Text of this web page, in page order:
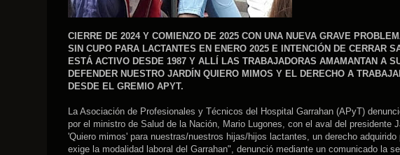
CIERRE DE 2024 Y COMIENZO DE 2025 CON UNA NUEVA GRAVE
SIN CUPO PARA LACTANTES EN ENERO 2025 E INTENCIÓN DE CERRAR
ESTÁ ACTIVO DESDE 1987 Y ALLÍ LAS TRABAJADORAS AMAMANTAN A
DEFENDER NUESTRO JARDÍN QUIERO MIMOS Y EL DERECHO A
DESDE EL GREMIO APYT.
La Asociación de Profesionales y Técnicos del Hospital Garrahan (APyT)
por el ministro de Salud de la Nación, Mario Lugones, con el aval del presidente
'Quiero mimos' para nuestras/nuestros hijas/hijos lactantes, un derecho
exige la modalidad laboral del Garrahan", denunció mediante un comunicado la